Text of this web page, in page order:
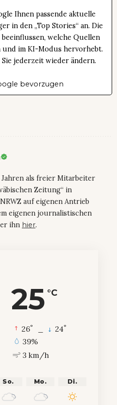
Ihnen passende aktuelle
in den „Top Stories“ an. Die
welche Quellen
im KI-Modus hervorhebt.
jederzeit wieder ändern.
bevorzugen
Jahren als freier Mitarbeiter
Zeitung“ in
auf eigenen Antrieb
eigenen journalistischen
ihn hier.
25 °C
26° 24°
39%
3 km/h
So. Mo. Di.